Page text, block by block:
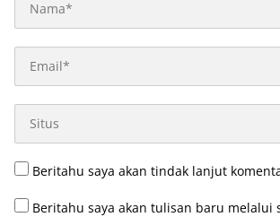
Beritahu saya akan tindak lanjut
Beritahu saya akan tulisan baru melalui